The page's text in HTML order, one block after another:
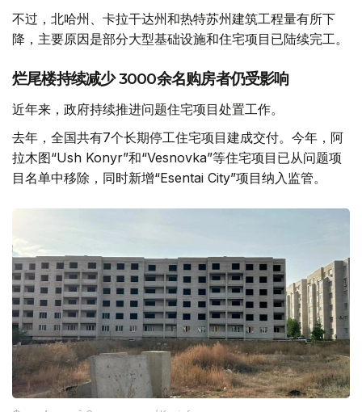
不过，北哈州、卡拉干达州和热特苏州建筑工程量有所下
降，主要原因是部分大型基础设施和住宅项目已陆续完工。
烂尾楼持续减少 3000余名购房者仍受影响
近年来，政府持续推进问题住宅项目处置工作。
去年，全国共有7个长期停工住宅项目建成交付。今年，阿
拉木图“Ush Konyr”和“Vesnovka”等住宅项目已从问题项
目名单中移除，同时新增“Esentai City”项目纳入监管。